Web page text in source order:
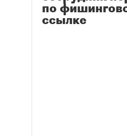
по
ссылке